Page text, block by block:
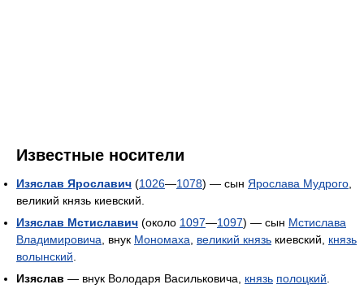
Известные носители
Изяслав Ярославич (1026—1078) — сын Ярослава Мудрого
великий князь киевский.
Изяслав Мстиславич (около 1097—1097) — сын Мстислава
Владимировича , внук Мономаха великий князь киевский, князь
волынский
Изяслав — внук Володаря Васильковича, князь полоцкий